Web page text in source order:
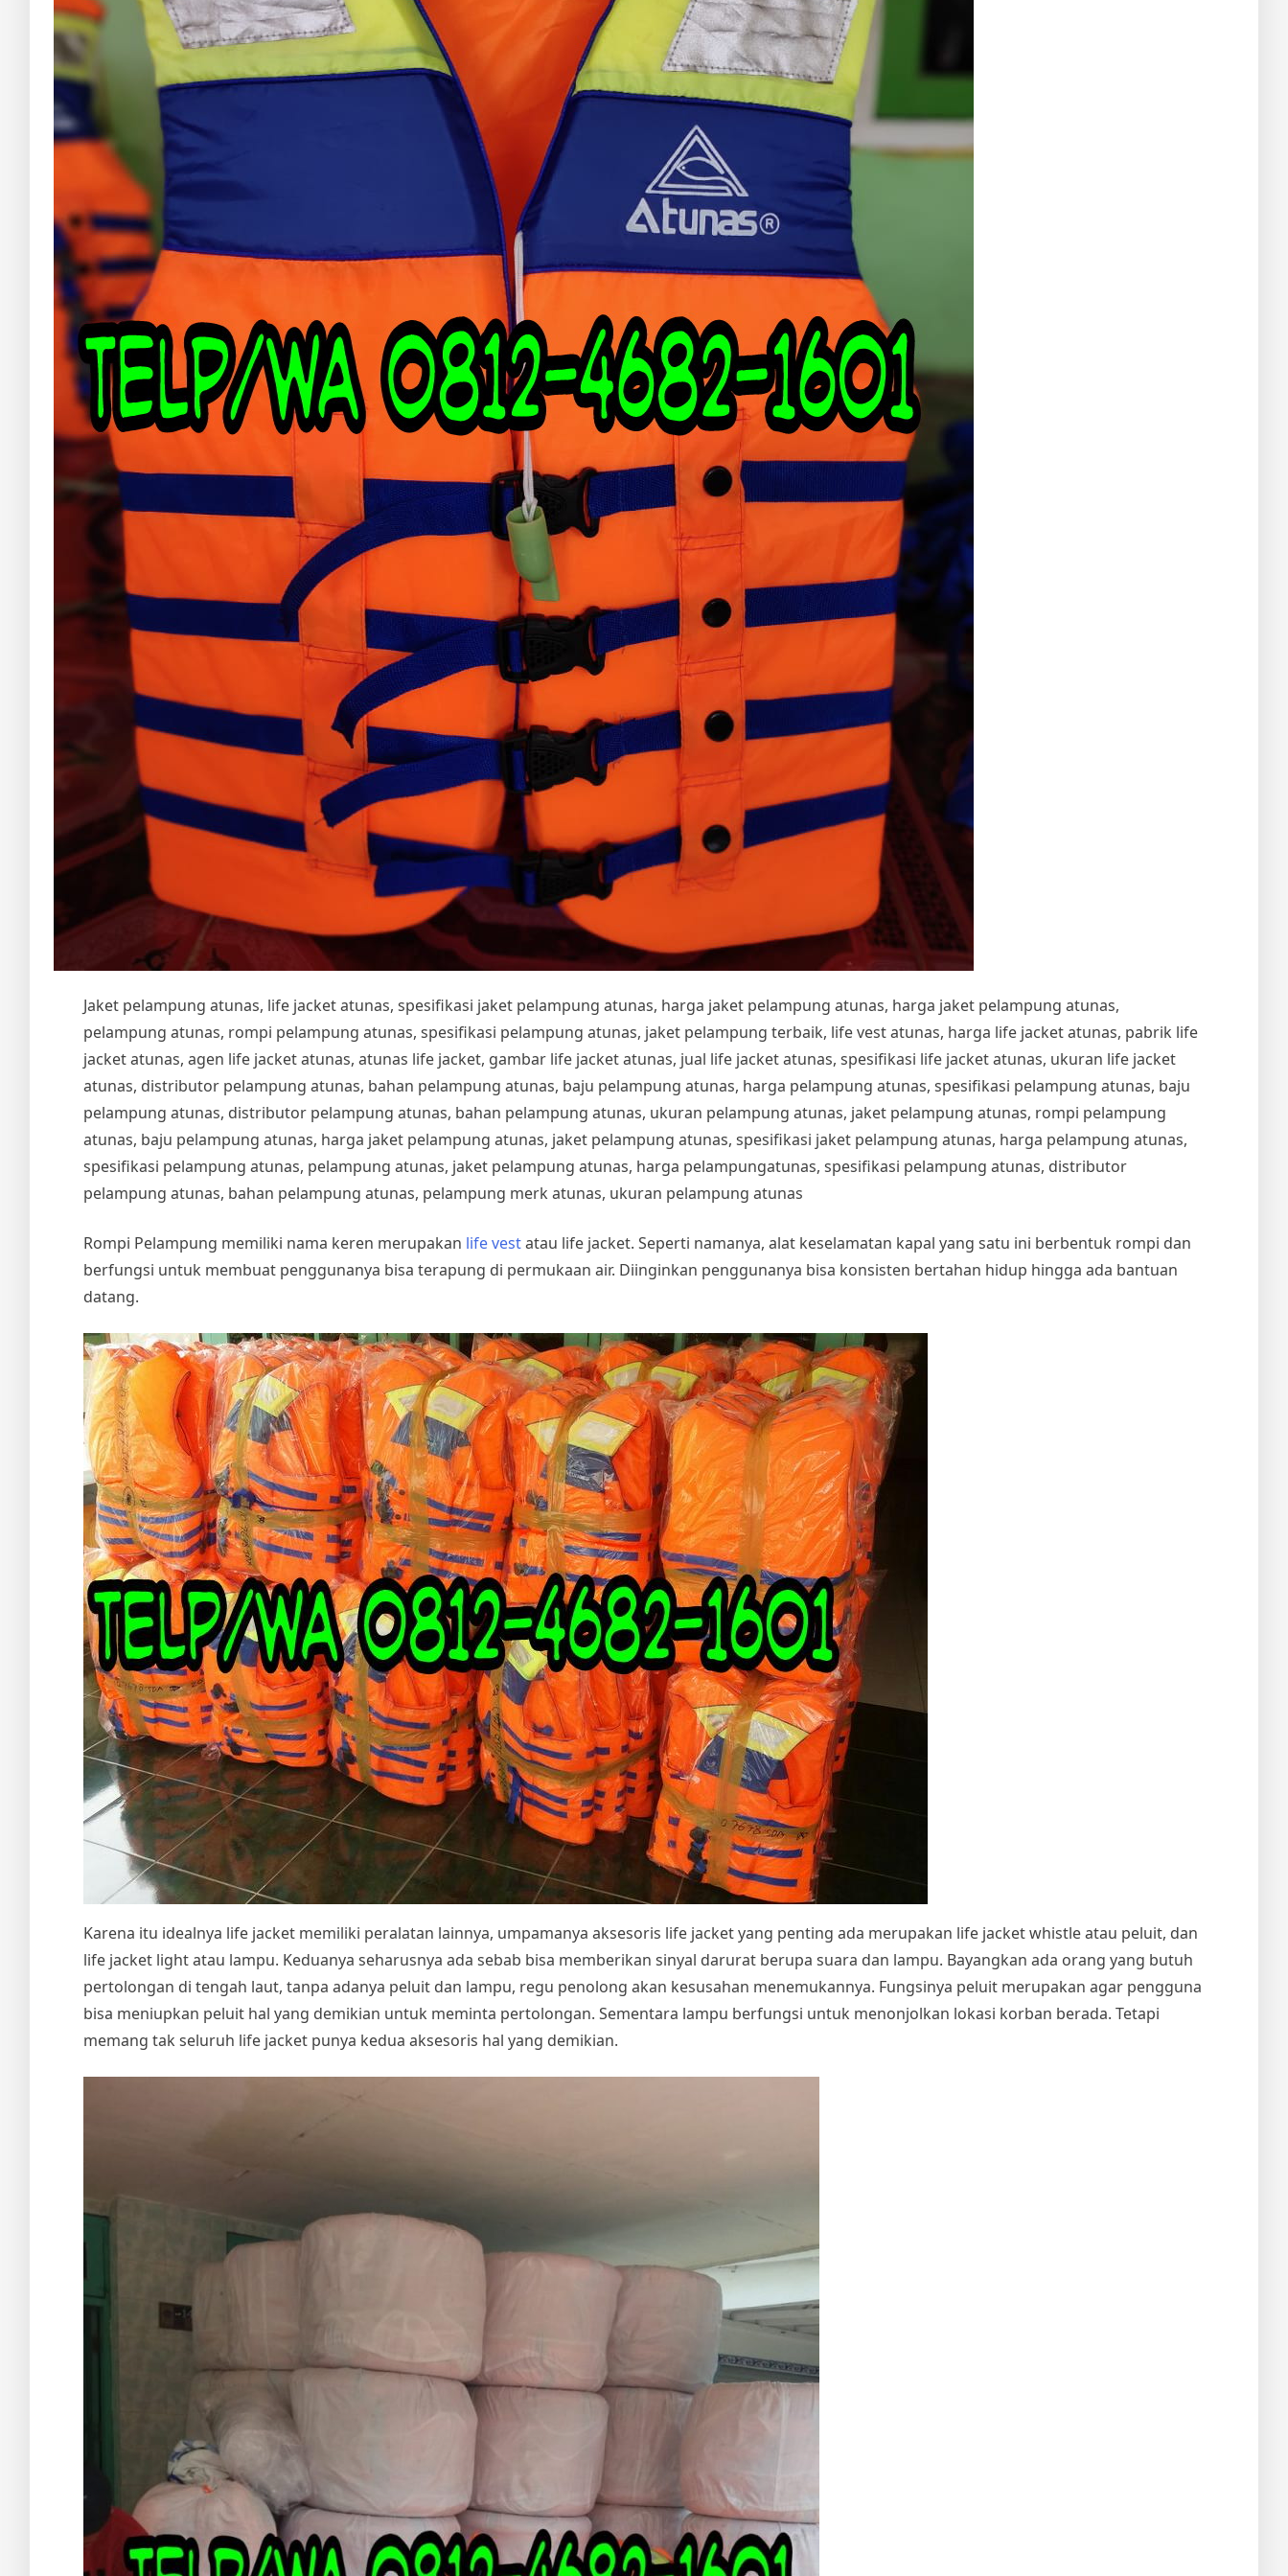
Jaket pelampung atunas, life jacket atunas, spesifikasi jaket pelampung atunas, harga jaket pelampung atunas, harga jaket pelampung atunas,
pelampung atunas, rompi pelampung atunas, spesifikasi pelampung atunas, jaket pelampung terbaik, life vest atunas, harga life jacket atunas, pabrik life
jacket atunas, agen life jacket atunas, atunas life jacket, gambar life jacket atunas, jual life jacket atunas, spesifikasi life jacket atunas, ukuran life jacket
atunas, distributor pelampung atunas, bahan pelampung atunas, baju pelampung atunas, harga pelampung atunas, spesifikasi pelampung atunas, baju
pelampung atunas, distributor pelampung atunas, bahan pelampung atunas, ukuran pelampung atunas, jaket pelampung atunas, rompi pelampung
atunas, baju pelampung atunas, harga jaket pelampung atunas, jaket pelampung atunas, spesifikasi jaket pelampung atunas, harga pelampung atunas,
spesifikasi pelampung atunas, pelampung atunas, jaket pelampung atunas, harga pelampungatunas, spesifikasi pelampung atunas, distributor
pelampung atunas, bahan pelampung atunas, pelampung merk atunas, ukuran pelampung atunas
Rompi Pelampung memiliki nama keren merupakan life vestatau life jacket. Seperti namanya, alat keselamatan kapal yang satu ini berbentuk rompi dan
berfungsi untuk membuat penggunanya bisa terapung di permukaan air. Diinginkan penggunanya bisa konsisten bertahan hidup hingga ada bantuan
datang.
Karena itu idealnya life jacket memiliki peralatan lainnya, umpamanya aksesoris life jacket yang penting ada merupakan life jacket whistle atau peluit, dan
life jacket light atau lampu. Keduanya seharusnya ada sebab bisa memberikan sinyal darurat berupa suara dan lampu. Bayangkan ada orang yang butuh
pertolongan di tengah laut, tanpa adanya peluit dan lampu, regu penolong akan kesusahan menemukannya. Fungsinya peluit merupakan agar pengguna
bisa meniupkan peluit hal yang demikian untuk meminta pertolongan. Sementara lampu berfungsi untuk menonjolkan lokasi korban berada. Tetapi
memang tak seluruh life jacket punya kedua aksesoris hal yang demikian.